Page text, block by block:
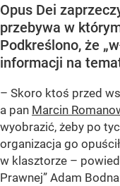
Opus Dei
przebywa w
Podkreślono, że
informacji na
– Skoro ktoś przed
a pan Marcin
wyobrazić, żeby po
organizacja go
w klasztorze –
Prawnej” Adam